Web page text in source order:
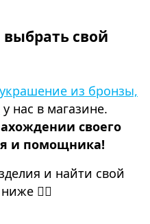
свой
из бронзы,
у нас в магазине.
своего
и помощника!
и найти свой
👇🏻